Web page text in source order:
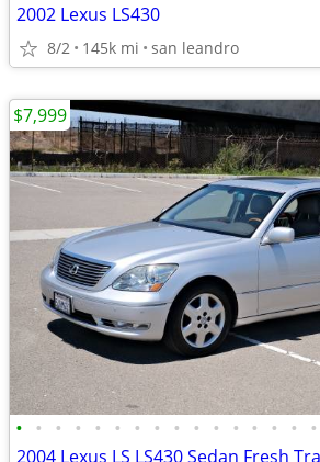
2002 Lexus LS430
8/2 145k mi san leandro
• • • • • • • • • • • • • • • •
$7,999